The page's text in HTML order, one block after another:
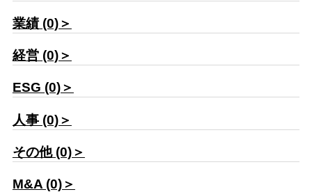
業績 (0)＞
経営 (0)＞
ESG (0)＞
人事 (0)＞
その他 (0)＞
M&A (0)＞